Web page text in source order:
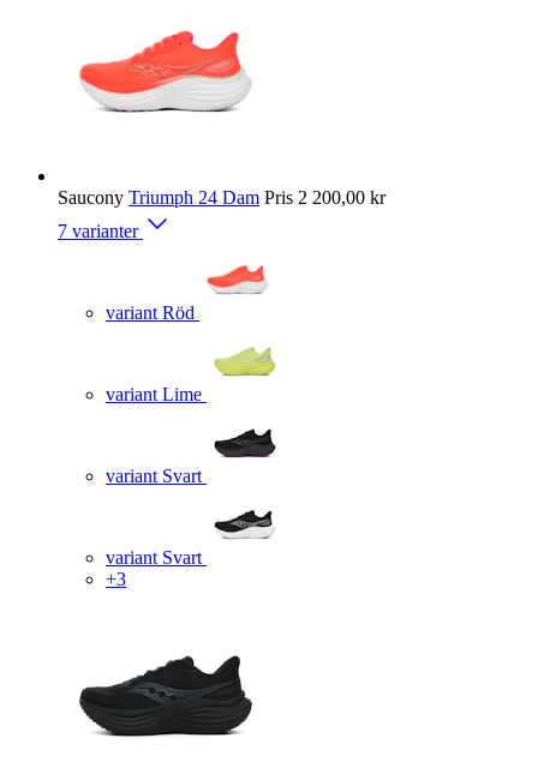
Saucony Triumph 24 Dam Pris 2 200,00 kr
7 varianter
variant Röd
variant Lime
variant Svart
variant Svart
+3